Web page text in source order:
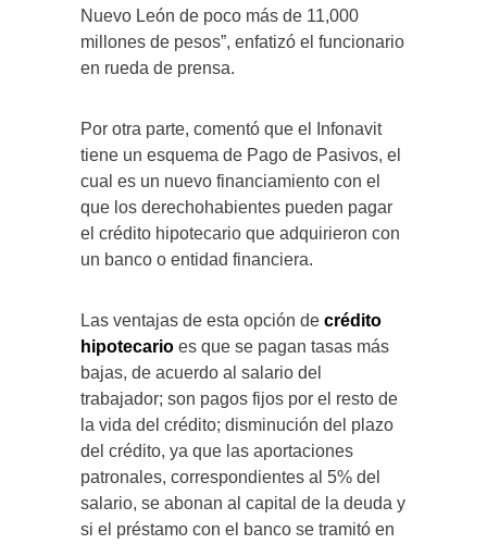
Nuevo León de poco más de 11,000
millones de pesos”, enfatizó el funcionario
en rueda de prensa.
Por otra parte, comentó que el Infonavit
tiene un esquema de Pago de Pasivos, el
cual es un nuevo financiamiento con el
que los derechohabientes pueden pagar
el crédito hipotecario que adquirieron con
un banco o entidad financiera.
Las ventajas de esta opción de crédito
hipotecario es que se pagan tasas más
bajas, de acuerdo al salario del
trabajador; son pagos fijos por el resto de
la vida del crédito; disminución del plazo
del crédito, ya que las aportaciones
patronales, correspondientes al 5% del
salario, se abonan al capital de la deuda y
si el préstamo con el banco se tramitó en